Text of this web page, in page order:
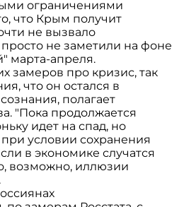
ограничениями
что Крым получит
не вызвало
просто не заметили на фоне
марта-апреля.
замеров про кризис, так
что он остался в
полагает
"Пока продолжается
идет на спад, но
условии сохранения
в экономике случатся
возможно, иллюзии